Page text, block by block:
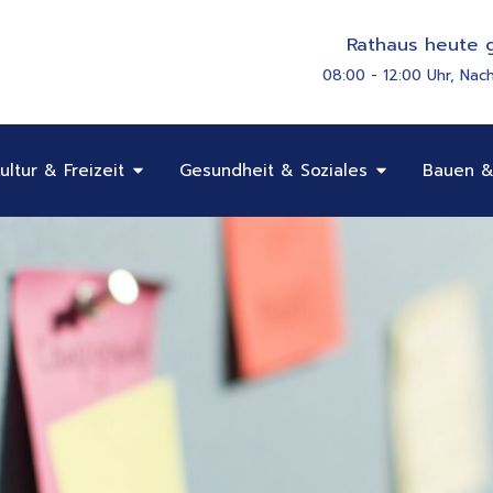
Rathaus heute
08:00 - 12:00 Uhr,
& Freizeit Öffne Bildung, Kultur & Freizeit
Gesundheit & Soziales Öffne Bauen